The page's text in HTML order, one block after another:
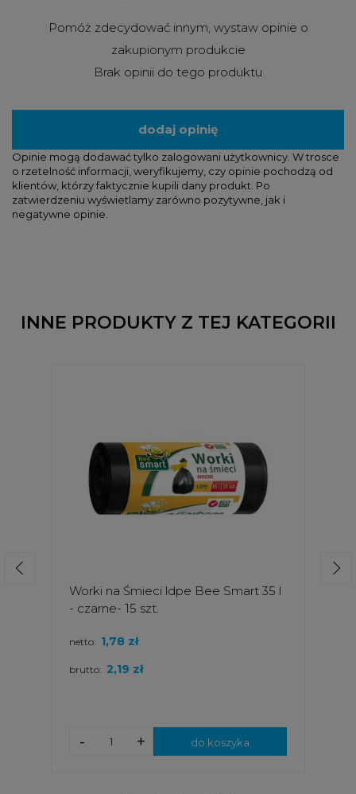
Pomóż zdecydować innym, wystaw opinie o
zakupionym produkcie
Brak opinii do tego produktu
dodaj opinię
Opinie mogą dodawać tylko zalogowani użytkownicy. W trosce
o rzetelność informacji, weryfikujemy, czy opinie pochodzą od
klientów, którzy faktycznie kupili dany produkt. Po
zatwierdzeniu wyświetlamy zarówno pozytywne, jak i
negatywne opinie.
INNE PRODUKTY Z TEJ KATEGORII
Worki na Śmieci ldpe Bee Smart 35 l
- czarne- 15 szt.
brutto: 2,19 zł
netto: 1,78 zł
+
- do koszyka